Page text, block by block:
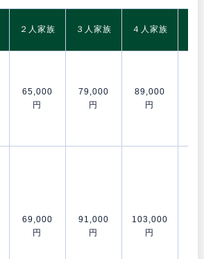
２人家族 ３人家族 ４人家族
65,000
円
79,000
円
89,000
円
69,000
円
91,000
円
103,000
円